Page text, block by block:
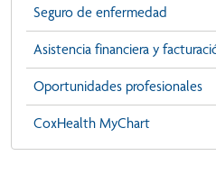
Seguro de enfermedad
Asistencia financiera y
Oportunidades profesionales
CoxHealth MyChart